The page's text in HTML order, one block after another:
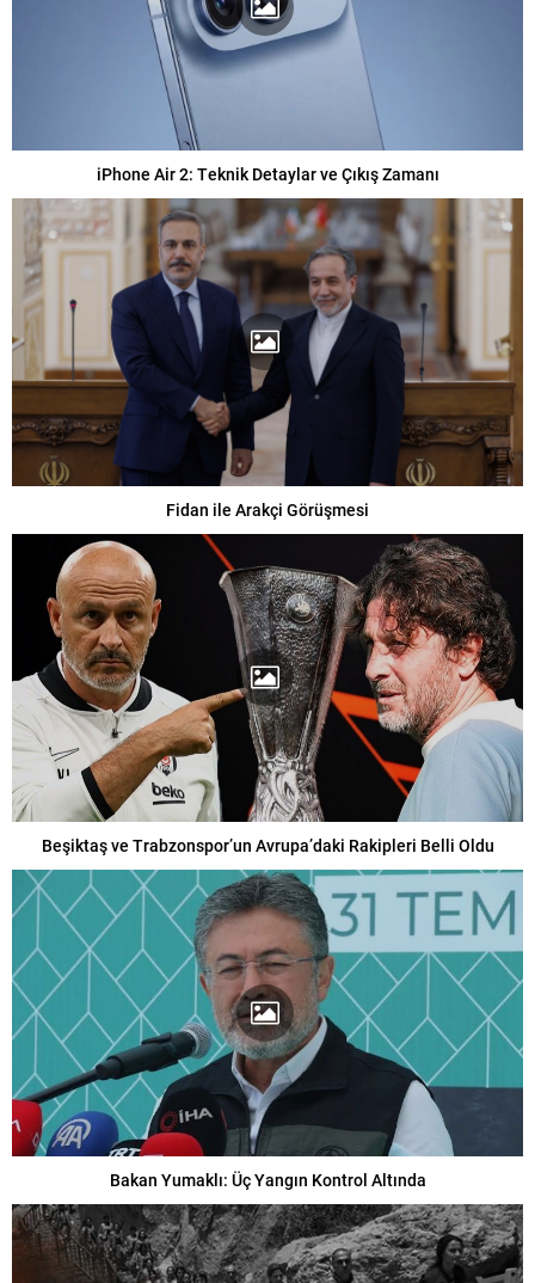
iPhone Air 2: Teknik Detaylar ve Çıkış Zamanı
Fidan ile Arakçi Görüşmesi
Beşiktaş ve Trabzonspor’un Avrupa’daki Rakipleri Belli Oldu
Bakan Yumaklı: Üç Yangın Kontrol Altında